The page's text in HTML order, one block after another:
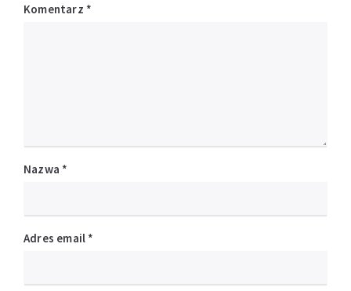
Komentarz *
Nazwa *
Adres email *